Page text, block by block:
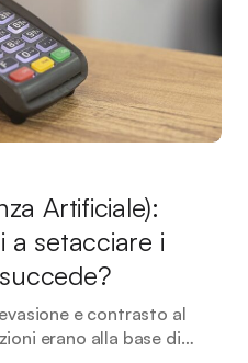
Artificiale):
a setacciare i
e contrasto al
erano alla base di…